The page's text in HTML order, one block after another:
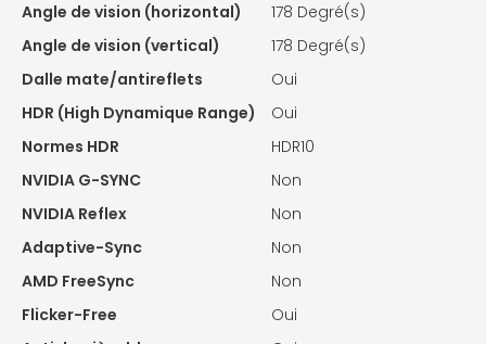
Angle de vision (horizontal)
178 Degré(s)
Angle de vision (vertical)
178 Degré(s)
Dalle mate/antireflets
Oui
HDR (High Dynamique Range)
Oui
Normes HDR
HDR10
NVIDIA G-SYNC
Non
NVIDIA Reflex
Non
Adaptive-Sync
Non
AMD FreeSync
Non
Flicker-Free
Oui